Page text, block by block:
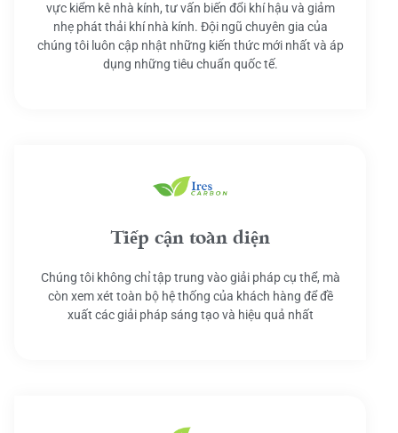
vực kiểm kê nhà kính, tư vấn biến đổi khí hậu và giảm
nhẹ phát thải khí nhà kính. Đội ngũ chuyên gia của
chúng tôi luôn cập nhật những kiến thức mới nhất và áp
dụng những tiêu chuẩn quốc tế.
Tiếp cận toàn diện
Chúng tôi không chỉ tập trung vào giải pháp cụ thể, mà
còn xem xét toàn bộ hệ thống của khách hàng để đề
xuất các giải pháp sáng tạo và hiệu quả nhất